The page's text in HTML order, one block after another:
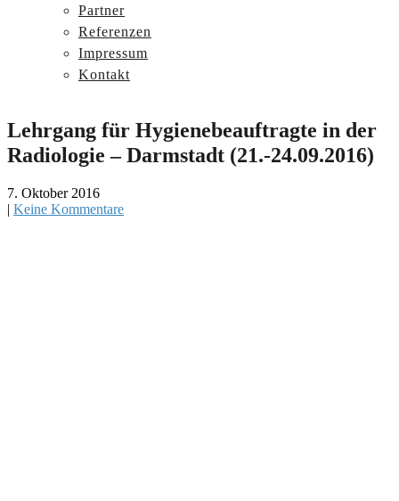
Partner
Referenzen
Impressum
Kontakt
Lehrgang für Hygienebeauftragte in der
Radiologie – Darmstadt (21.-24.09.2016)
7. Oktober 2016
| Keine Kommentare